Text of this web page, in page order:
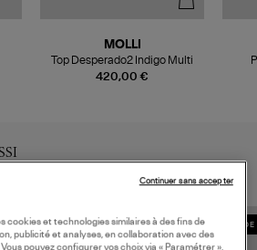
420,00 €
MOLLI
Top Desperado2 Indigo Multi
cookies et technologies similaires à des fins de
publicité et analyses, en collaboration avec des
pouvez configurer vos choix via « Paramétrer »,
Continuer sans accepter